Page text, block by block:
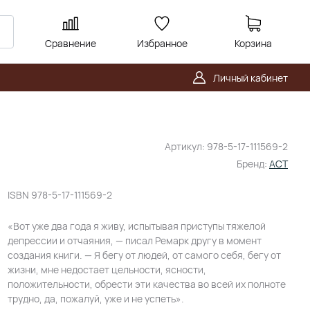
Сравнение Избранное Корзина
Личный кабинет
Артикул: 978-5-17-111569-2
Бренд: АСТ
ISBN 978-5-17-111569-2
«Вот уже два года я живу, испытывая приступы тяжелой
депрессии и отчаяния, — писал Ремарк другу в момент
создания книги. — Я бегу от людей, от самого себя, бегу от
жизни, мне недостает цельности, ясности,
положительности, обрести эти качества во всей их полноте
трудно, да, пожалуй, уже и не успеть».